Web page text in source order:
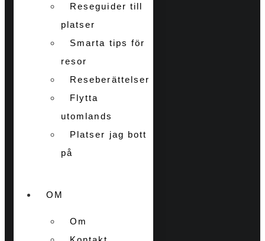
Reseguider till
platser
Smarta tips för
resor
Reseberättelser
Flytta
utomlands
Platser jag bott
på
OM
Om